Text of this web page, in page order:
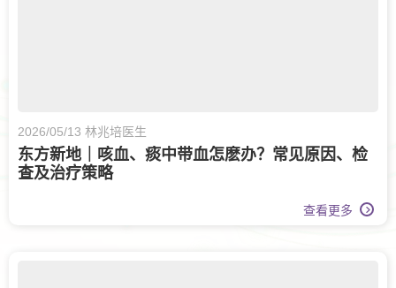
2026/05/13 林兆培医生
东方新地｜咳血、痰中带血怎麽办？常见原因、检
查及治疗策略
查看更多